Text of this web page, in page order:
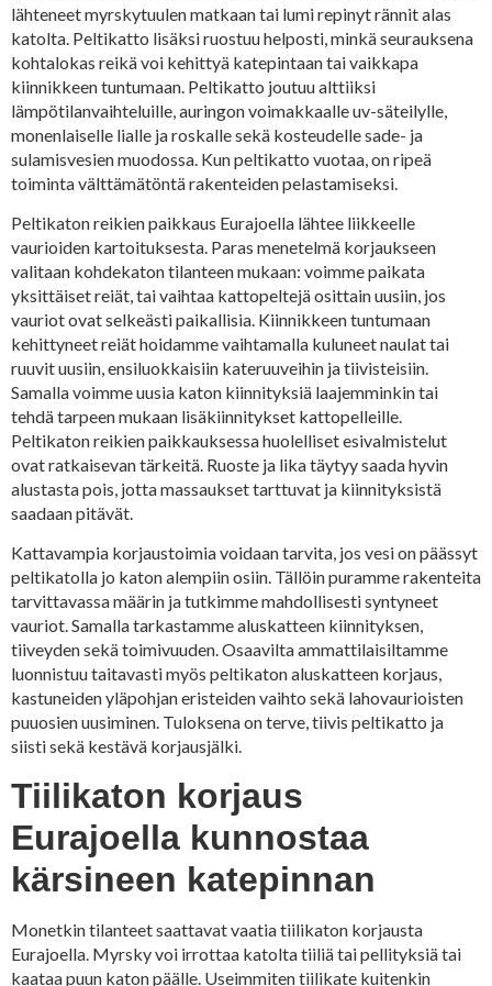
lähteneet myrskytuulen matkaan tai lumi repinyt rännit alas
katolta. Peltikatto lisäksi ruostuu helposti, minkä seurauksena
kohtalokas reikä voi kehittyä katepintaan tai vaikkapa
kiinnikkeen tuntumaan. Peltikatto joutuu alttiiksi
lämpötilanvaihteluille, auringon voimakkaalle uv-säteilylle,
monenlaiselle lialle ja roskalle sekä kosteudelle sade- ja
sulamisvesien muodossa. Kun peltikatto vuotaa, on ripeä
toiminta välttämätöntä rakenteiden pelastamiseksi.
Peltikaton reikien paikkaus Eurajoella lähtee liikkeelle
vaurioiden kartoituksesta. Paras menetelmä korjaukseen
valitaan kohdekaton tilanteen mukaan: voimme paikata
yksittäiset reiät, tai vaihtaa kattopeltejä osittain uusiin, jos
vauriot ovat selkeästi paikallisia. Kiinnikkeen tuntumaan
kehittyneet reiät hoidamme vaihtamalla kuluneet naulat tai
ruuvit uusiin, ensiluokkaisiin kateruuveihin ja tiivisteisiin.
Samalla voimme uusia katon kiinnityksiä laajemminkin tai
tehdä tarpeen mukaan lisäkiinnitykset kattopelleille.
Peltikaton reikien paikkauksessa huolelliset esivalmistelut
ovat ratkaisevan tärkeitä. Ruoste ja lika täytyy saada hyvin
alustasta pois, jotta massaukset tarttuvat ja kiinnityksistä
saadaan pitävät.
Kattavampia korjaustoimia voidaan tarvita, jos vesi on päässyt
peltikatolla jo katon alempiin osiin. Tällöin puramme rakenteita
tarvittavassa määrin ja tutkimme mahdollisesti syntyneet
vauriot. Samalla tarkastamme aluskatteen kiinnityksen,
tiiveyden sekä toimivuuden. Osaavilta ammattilaisiltamme
luonnistuu taitavasti myös peltikaton aluskatteen korjaus,
kastuneiden yläpohjan eristeiden vaihto sekä lahovaurioisten
puuosien uusiminen. Tuloksena on terve, tiivis peltikatto ja
siisti sekä kestävä korjausjälki.
Tiilikaton korjaus
Eurajoella kunnostaa
kärsineen katepinnan
Monetkin tilanteet saattavat vaatia tiilikaton korjausta
Eurajoella. Myrsky voi irrottaa katolta tiiliä tai pellityksiä tai
kaataa puun katon päälle. Useimmiten tiilikate kuitenkin